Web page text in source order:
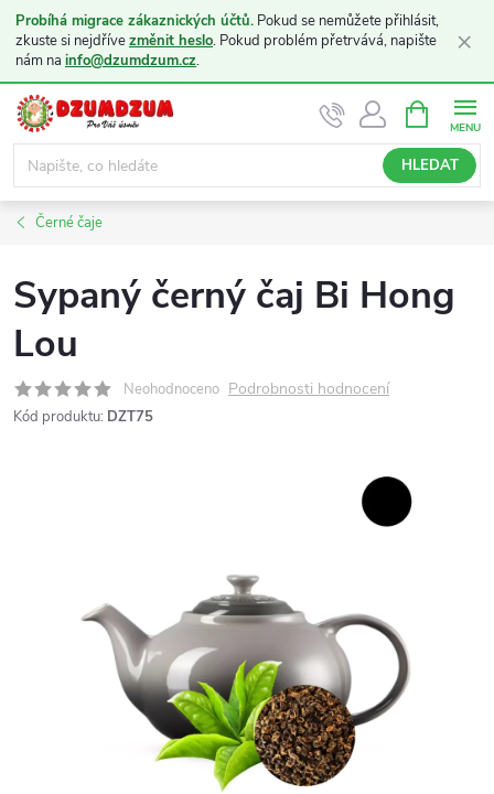
Probíhá migrace zákaznických účtů. Pokud se nemůžete přihlásit,
zkuste si nejdřívezměnit heslo. Pokud problém přetrvává, napište
nám na info@dzumdzum.cz.
×
Přejít
obsah
HLEDAT
NÁKUPNÍ
KOŠÍK
Černé čaje
Sypaný černý čaj Bi Hong
Lou
Neohodnoceno Podrobnosti hodnocení
Kód produktu: DZT75